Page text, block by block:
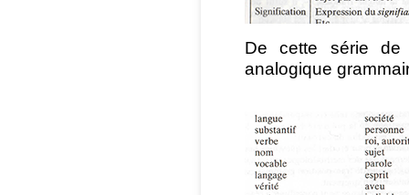
De cette série de
analogique